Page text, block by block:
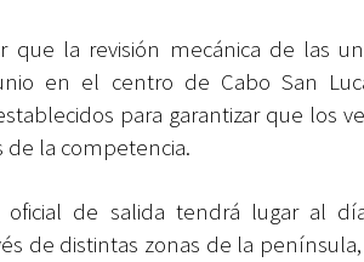
que la revisión mecánica de las
en el centro de Cabo San
para garantizar que los
la competencia.
de salida tendrá lugar al
de distintas zonas de la